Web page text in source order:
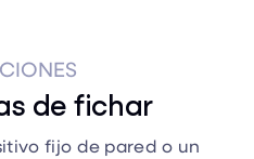
de fichar
fijo de pared o un